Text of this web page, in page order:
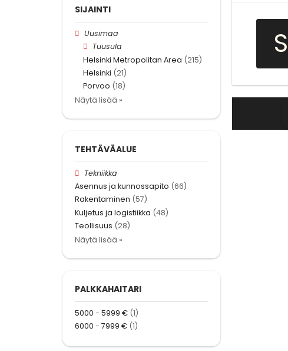
S
SIJAINTI
Uusimaa
Tuusula
Helsinki Metropolitan Area (215)
Helsinki (21)
Porvoo (18)
Näytä lisää »
TEHTÄVÄALUE
Tekniikka
Asennus ja kunnossapito (66)
Rakentaminen (57)
Kuljetus ja logistiikka (48)
Teollisuus (28)
Näytä lisää »
PALKKAHAITARI
5000 - 5999 € (1)
6000 - 7999 € (1)